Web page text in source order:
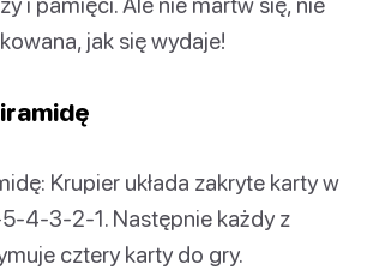
jak się wydaje!
Krupier układa zakryte karty w
4-3-2-1. Następnie każdy z
cztery karty do gry.